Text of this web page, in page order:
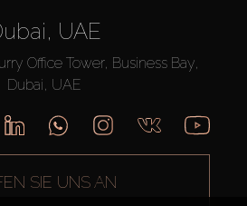
UAE
Office Tower, Business Bay,
Dubai, UAE
SIE UNS AN